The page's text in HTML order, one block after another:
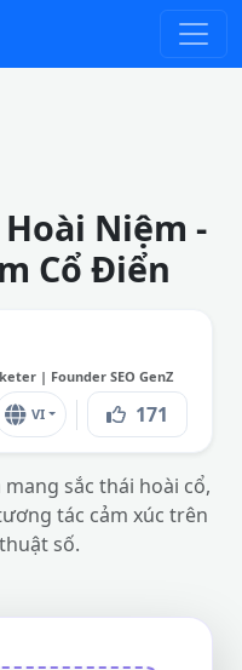
Niệm -
Cổ Điển
| Founder SEO GenZ
VI 171
sắc thái hoài cổ,
tác cảm xúc trên
số.